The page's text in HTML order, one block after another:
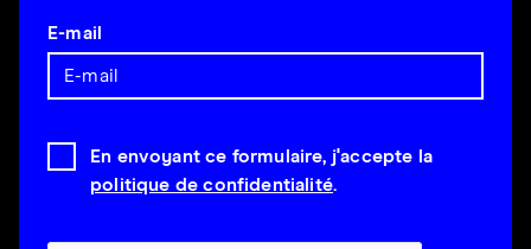
E-mail
En envoyant ce formulaire, j'accepte la
politique de confidentialité.